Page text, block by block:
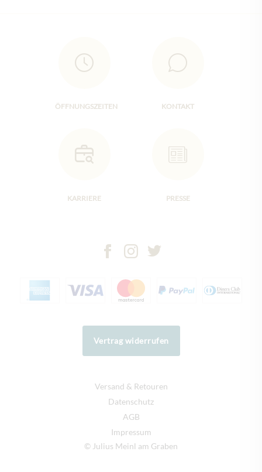
ÖFFNUNGSZEITEN KONTAKT
KARRIERE PRESSE
Vertrag widerrufen
Versand & Retouren
Datenschutz
AGB
Impressum
© Julius Meinl am Graben